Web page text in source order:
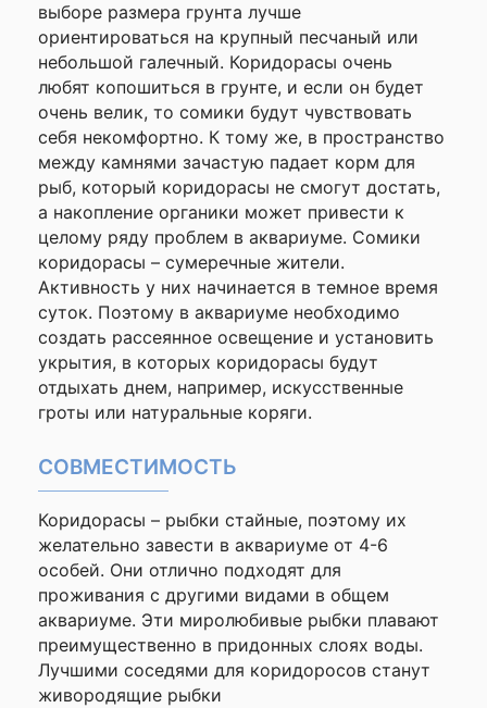
выборе размера грунта лучше
ориентироваться на крупный песчаный или
небольшой галечный. Коридорасы очень
любят копошиться в грунте, и если он будет
очень велик, то сомики будут чувствовать
себя некомфортно. К тому же, в пространство
между камнями зачастую падает корм для
рыб, который коридорасы не смогут достать,
а накопление органики может привести к
целому ряду проблем в аквариуме. Сомики
коридорасы – сумеречные жители.
Активность у них начинается в темное время
суток. Поэтому в аквариуме необходимо
создать рассеянное освещение и установить
укрытия, в которых коридорасы будут
отдыхать днем, например, искусственные
гроты или натуральные коряги.
СОВМЕСТИМОСТЬ
Коридорасы – рыбки стайные, поэтому их
желательно завести в аквариуме от 4-6
особей. Они отлично подходят для
проживания с другими видами в общем
аквариуме. Эти миролюбивые рыбки плавают
преимущественно в придонных слоях воды.
Лучшими соседями для коридоросов станут
живородящие рыбки